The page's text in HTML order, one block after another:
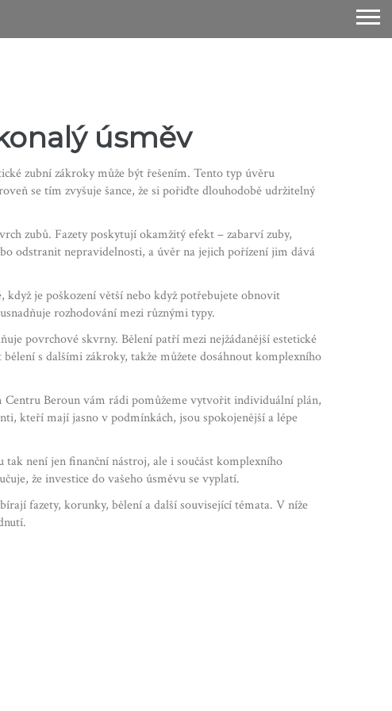
úsměv
zubní zákrokymůže být řešením. Tento typ úvěru
se tím zvyšuje šance, že si pořiďte dlouhodobě udržitelný
zubů. Fazety poskytují okamžitý efekt – zabarví zuby,
odstranit nepravidelnosti, a úvěr na jejich pořízení jim dává
když je poškození větší nebo když potřebujete obnovit
rozhodování mezi různými typy.
povrchové skvrny. Bělení patří mezi nejžádanější estetické
s dalšími zákroky, takže můžete dosáhnout komplexního
Centru Beroun vám rádi pomůžeme vytvořit individuální plán,
kteří mají jasno v podmínkách, jsou spokojenější a lépe
není jen finanční nástroj, ale i součást komplexního
že investice do vašeho úsměvu se vyplatí.
fazety, korunky, bělení a další související témata. V níže